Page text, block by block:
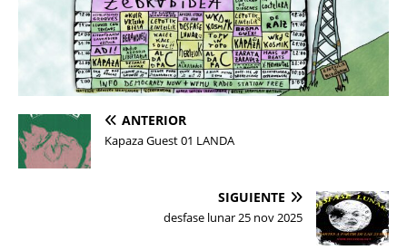
ANTERIOR
Kapaza Guest 01 LANDA
SIGUIENTE
desfase lunar 25 nov 2025